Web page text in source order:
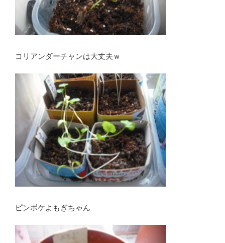
コリアンダーチャンは大丈夫ｗ
ピンボケよもぎちゃん